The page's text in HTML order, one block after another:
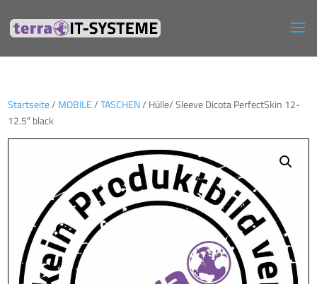
Startseite/ MOBILE/TASCHEN/ Hülle/ Sleeve Dicota PerfectSkin 12-
12.5″ black